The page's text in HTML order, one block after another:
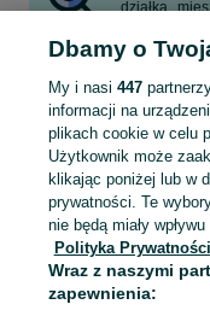
działka
Mapa kategorii
Mapa miejscowości
Mapa ministron
Popularne wyszukiwania
Dbamy o
My i nasi 447
informacji na
plikach cookie w celu
Użytkownik może
klikając poniżej lub w
prywatności. Te
nie będą miały
Polityka Prywatności
Wraz z naszymi
zapewnienia: